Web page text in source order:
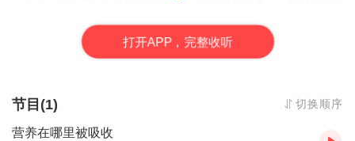
咱们就用中医视角，把这场旅行的关键站点扒个明白。
打开APP，完整收听
节目(1) 切换顺序
营养在哪里被吸收